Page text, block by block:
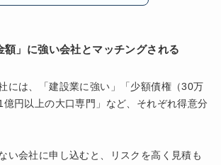
額」に強い会社とマッチングされる
には、「建設業に強い」「少額債権（30万
億円以上の大口専門」など、それぞれ得意分
い会社に申し込むと、リスクを高く見積も